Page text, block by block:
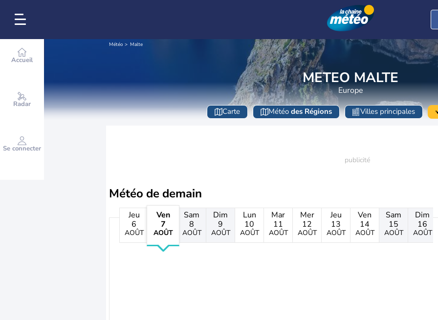
Accueil
Radar
Se connecter
Météo Malte
METEO MALTE
Europe
Carte Météo des Régions Villes principales
Météo de demain
Jeu
6
AOÛT
Ven
7
AOÛT
Sam
8
AOÛT
Dim
9
AOÛT
Lun
10
AOÛT
Mar
11
AOÛT
Mer
12
AOÛT
Jeu
13
AOÛT
Ven
14
AOÛT
Sam
15
AOÛT
Dim
16
AOÛT